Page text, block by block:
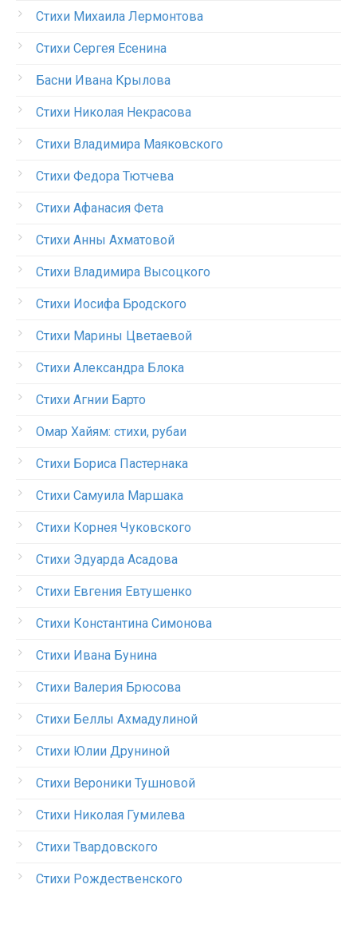
Стихи Михаила Лермонтова
Стихи Сергея Есенина
Басни Ивана Крылова
Стихи Николая Некрасова
Стихи Владимира Маяковского
Стихи Федора Тютчева
Стихи Афанасия Фета
Стихи Анны Ахматовой
Стихи Владимира Высоцкого
Стихи Иосифа Бродского
Стихи Марины Цветаевой
Стихи Александра Блока
Стихи Агнии Барто
Омар Хайям: стихи, рубаи
Стихи Бориса Пастернака
Стихи Самуила Маршака
Стихи Корнея Чуковского
Стихи Эдуарда Асадова
Стихи Евгения Евтушенко
Стихи Константина Симонова
Стихи Ивана Бунина
Стихи Валерия Брюсова
Стихи Беллы Ахмадулиной
Стихи Юлии Друниной
Стихи Вероники Тушновой
Стихи Николая Гумилева
Стихи Твардовского
Стихи Рождественского